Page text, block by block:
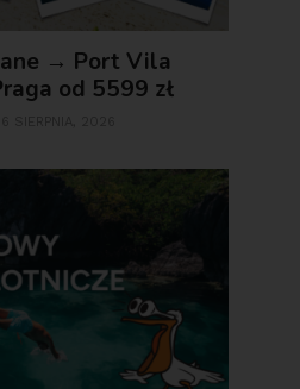
→ Port Vila
od 5599 zł